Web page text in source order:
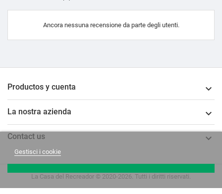
Ancora nessuna recensione da parte degli utenti.
Productos y cuenta 
La nostra azienda 
Contact us 
Gestisci i cookie
La Casa del Recreador © 2020-2026. Tutti i diritti riservati.